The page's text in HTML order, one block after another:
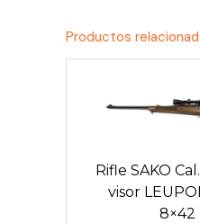
Productos
Rifle SAKO
visor
8×42